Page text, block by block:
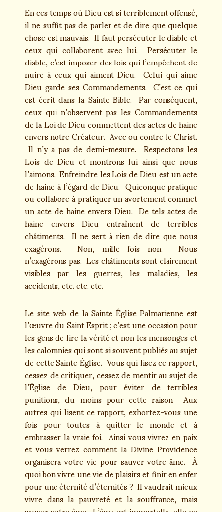
En ces temps où Dieu est si terriblement offensé,
il ne suffit pas de parler et de dire que quelque
chose est mauvais. Il faut persécuter le diable et
ceux qui collaborent avec lui. Persécuter le
diable, c’est imposer des lois qui l’empêchent de
nuire à ceux qui aiment Dieu. Celui qui aime
Dieu garde ses Commandements. C’est ce qui
est écrit dans la Sainte Bible. Par conséquent,
ceux qui n’observent pas les Commandements
de la Loi de Dieu commettent des actes de haine
envers notre Créateur. Avec ou contre le Christ.
Il n’y a pas de demi-mesure. Respectons les
Lois de Dieu et montrons-lui ainsi que nous
l’aimons. Enfreindre les Lois de Dieu est un acte
de haine à l’égard de Dieu. Quiconque pratique
ou collabore à pratiquer un avortement commet
un acte de haine envers Dieu. De tels actes de
haine envers Dieu entraînent de terribles
châtiments. Il ne sert à rien de dire que nous
exagérons. Non, mille fois non. Nous
n’exagérons pas. Les châtiments sont clairement
visibles par les guerres, les maladies, les
accidents, etc. etc. etc.
Le site web de la Sainte Église Palmarienne est
l’œuvre du Saint Esprit ; c’est une occasion pour
les gens de lire la vérité et non les mensonges et
les calomnies qui sont si souvent publiés au sujet
de cette Sainte Église. Vous qui lisez ce rapport,
cessez de critiquer, cessez de mentir au sujet de
l’Église de Dieu, pour éviter de terribles
punitions, du moins pour cette raison Aux
autres qui lisent ce rapport, exhortez-vous une
fois pour toutes à quitter le monde et à
embrasser la vraie foi. Ainsi vous vivrez en paix
et vous verrez comment la Divine Providence
organisera votre vie pour sauver votre âme. À
quoi bon vivre une vie de plaisirs et finir en enfer
pour une éternité d’éternités ? Il vaudrait mieux
vivre dans la pauvreté et la souffrance, mais